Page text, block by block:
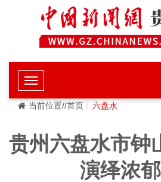
当前位置//首页 六盘水
贵州六盘水市钟
演绎浓